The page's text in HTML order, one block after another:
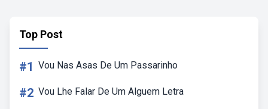
Top Post
#1 Vou Nas Asas De Um Passarinho
#2 Vou Lhe Falar De Um Alguem Letra